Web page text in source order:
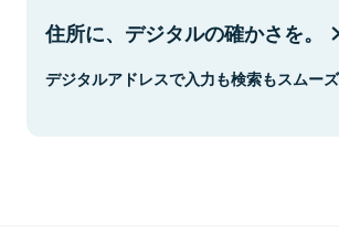
住所に、デジタルの確かさを。
デジタルアドレスで入力も検索もスムーズ